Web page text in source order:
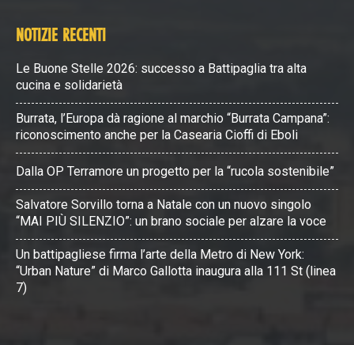
NOTIZIE RECENTI
Le Buone Stelle 2026: successo a Battipaglia tra alta
cucina e solidarietà
Burrata, l’Europa dà ragione al marchio “Burrata Campana”:
riconoscimento anche per la Casearia Cioffi di Eboli
Dalla OP Terramore un progetto per la “rucola sostenibile”
Salvatore Sorvillo torna a Natale con un nuovo singolo
“MAI PIÙ SILENZIO”: un brano sociale per alzare la voce
Un battipagliese firma l’arte della Metro di New York:
“Urban Nature” di Marco Gallotta inaugura alla 111 St (linea
7)